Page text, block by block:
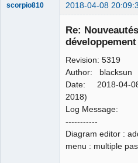
scorpio810 2018-04-08
Re:
développement
Revision: 5319
Author: blacksun
Date: 2018-04-08
2018)
Log Message:
-----------
Diagram editor :
menu : multiple